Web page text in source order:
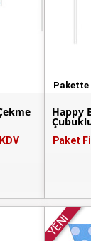
Pakette
Happy
Paket
YENİ